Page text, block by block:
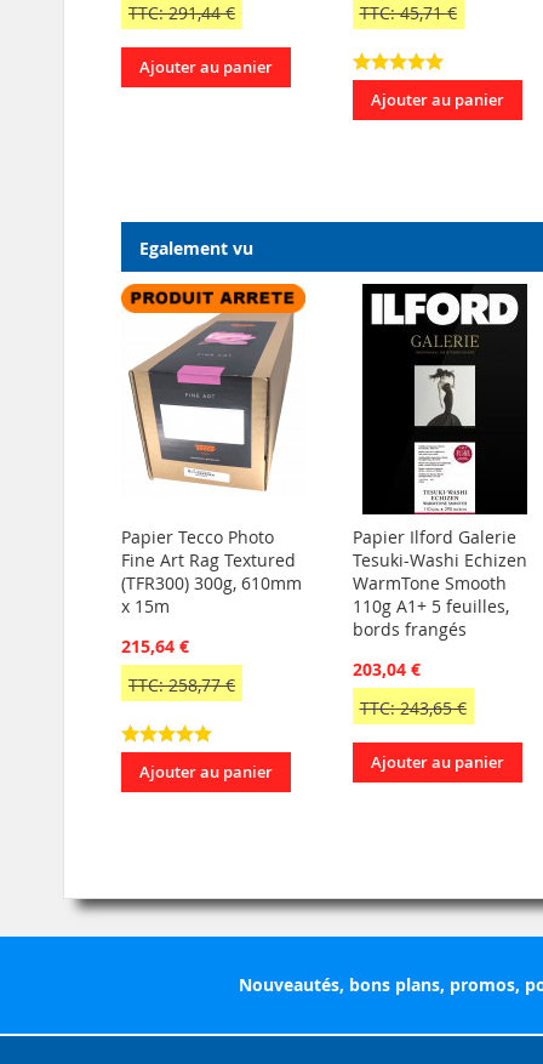
TTC: 291,44 €
Ajouter au panier
TTC: 45,71 €
Ajouter au panier
Egalement vu
Papier Tecco Photo
Fine Art Rag Textured
(TFR300) 300g, 610mm
x 15m
215,64 €
TTC: 258,77 €
Ajouter au panier
Papier Ilford Galerie
Tesuki-Washi Echizen
WarmTone Smooth
110g A1+ 5 feuilles,
bords frangés
203,04 €
TTC: 243,65 €
Ajouter au panier
Nouveautés, bons plans, promos,